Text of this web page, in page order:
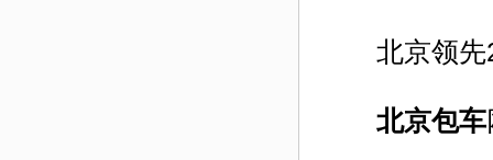
北京领先
北京包车